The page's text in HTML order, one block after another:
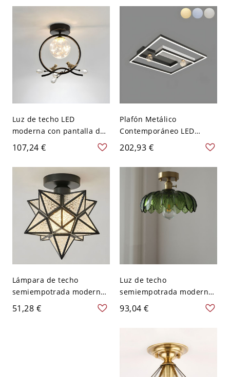
A 120 V 4
Globos - 4 110 A 120 V
Luz de techo LED
moderna con pantalla de
vidrio para pasillo - 110 A
120 V Pájaro Negro Blanco
107,24 €
Plafón Metálico
Contemporáneo LED
Lámpara de Techo para
Dormitorio - Negro 110 A
120 V 50,8 cm Tercer Gear
202,93 €
Lámpara de techo
semiempotrada moderna
de vidrio transparente en
forma de estrella con 1
51,28 €
Luz de techo
semiempotrada moderna
en forma de cúpula para
dormitorio - Verde 110 A
93,04 €